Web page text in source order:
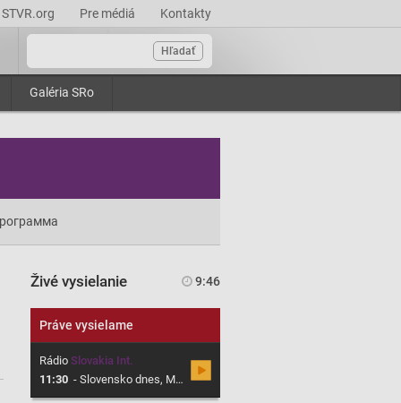
STVR.org Pre médiá Kontakty
Hľadať
Galéria SRo
Živé vysielanie 9:46
Práve vysielame
RádioSlovakia Int.
11:30 - Slovensko dnes, Magazín o Slovensku